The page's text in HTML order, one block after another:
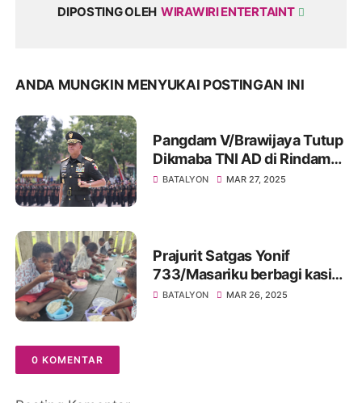
DIPOSTING OLEH WIRAWIRI ENTERTAINT
ANDA MUNGKIN MENYUKAI POSTINGAN INI
Pangdam V/Brawijaya Tutup
Dikmaba TNI AD di Rindam
Secaba Jember
BATALYON MAR 27, 2025
Prajurit Satgas Yonif
733/Masariku berbagi kasih
dengan membagikan Makan
BATALYON MAR 26, 2025
0 KOMENTAR